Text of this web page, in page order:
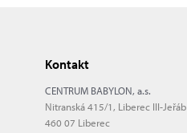
Kontakt
CENTRUM BABYLON, a.s.
Nitranská 415/1, Liberec III-Jeřáb
460 07 Liberec